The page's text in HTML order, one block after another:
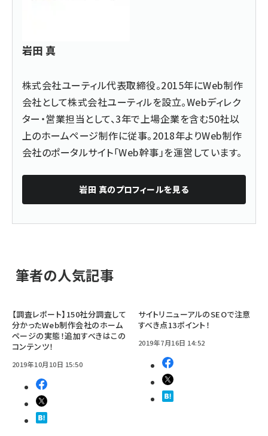
岩田 真
株式会社ユーティル代表取締役。2015年にWeb制作
会社として株式会社ユーティルを設立。Webディレク
ター・営業担当として、3年で上場企業を含む50社以
上のホームページ制作に従事。2018年よりWeb制作
会社のポータルサイト「Web幹事」を運営しています。
岩田 真のプロフィールを見る
筆者の人気記事
【調査レポート】150社分調査して
分かったWeb制作会社のホーム
ページの実態！追加すべきはこの
コンテンツ！
2019年10月10日 15:50
サイトリニューアルのSEOで注意
すべき点13ポイント！
2019年7月16日 14:52